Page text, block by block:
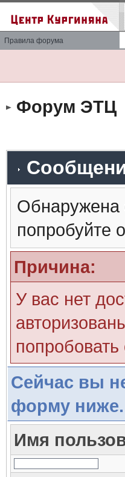
Правила форума
Форум ЭТЦ
Обнаружена
попробуйте
Причина:
У вас нет
попробовать
Сейчас вы
форму ниже.
Имя